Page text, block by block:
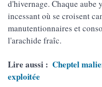
d'hivernage. Chaque aube
incessant où se croisent
manutentionnaires et
l'arachide fraîc.
Lire aussi : Cheptel
exploitée